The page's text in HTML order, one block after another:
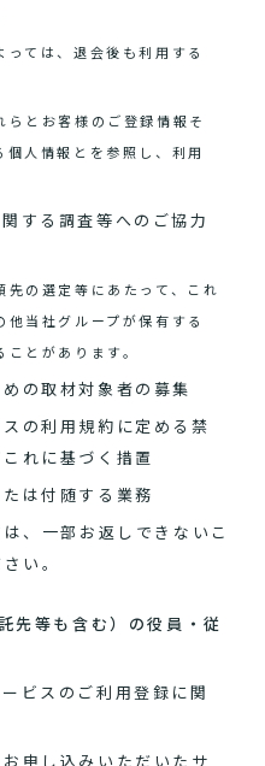
ては、退会後も利用する
とお客様のご登録情報そ
人情報とを参照し、利用
する調査等へのご協力
の選定等にあたって、これ
当社グループが保有する
とがあります。
の取材対象者の募集
の利用規約に定める禁
れに基づく措置
は付随する業務
、一部お返しできないこ
い。
先等も含む）の役員・従
ビスのご利用登録に関
申し込みいただいたサ